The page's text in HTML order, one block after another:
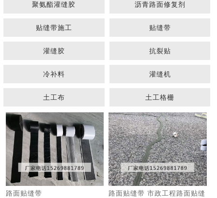
聚氨酯灌缝胶 沥青路面修复剂
贴缝带施工 贴缝带
灌缝胶 抗裂贴
冷补料 灌缝机
土工布 土工格栅
路面贴缝带
路面贴缝带 市政工程路面贴缝